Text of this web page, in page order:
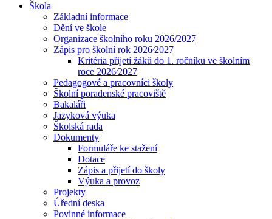
Škola
Základní informace
Dění ve škole
Organizace školního roku 2026/2027
Zápis pro školní rok 2026⁄2027
Kritéria přijetí žáků do 1. ročníku ve školním
roce 2026⁄2027
Pedagogové a pracovníci školy
Školní poradenské pracoviště
Bakaláři
Jazyková výuka
Školská rada
Dokumenty
Formuláře ke stažení
Dotace
Zápis a přijetí do školy
Výuka a provoz
Projekty
Úřední deska
Povinné informace